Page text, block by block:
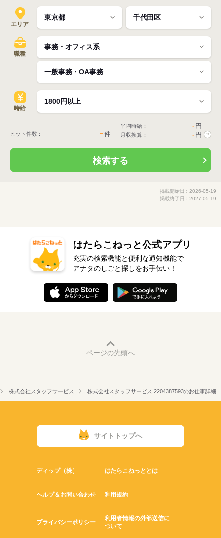
エリア
職種
時給
ヒット件数： -件
平均時給： - 円
月収換算： - 円 ?
検索する
掲載開始日：2026-05-19
掲載終了日：2027-05-19
はたらこねっと公式アプリ
充実の検索機能と便利な通知機能で
アナタのしごと探しをお手伝い！
ページの先頭へ
株式会社スタッフサービス 株式会社スタッフサービス 2204387593のお仕事詳細
サイトトップへ
ディップ（株） はたらこねっととは
ヘルプ＆お問い合わせ 利用規約
プライバシーポリシー
利用者情報の外部送信に
ついて